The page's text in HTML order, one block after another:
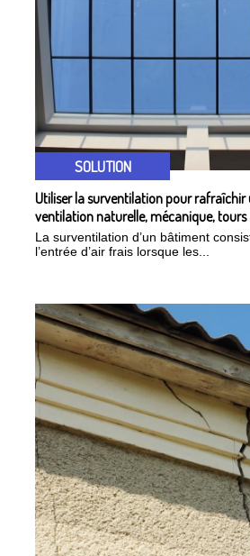
SOLUTION
Utiliser la surventilation pour
ventilation naturelle, mécanique, tours
La surventilation d’un bâtiment
l’entrée d’air frais lorsque les...